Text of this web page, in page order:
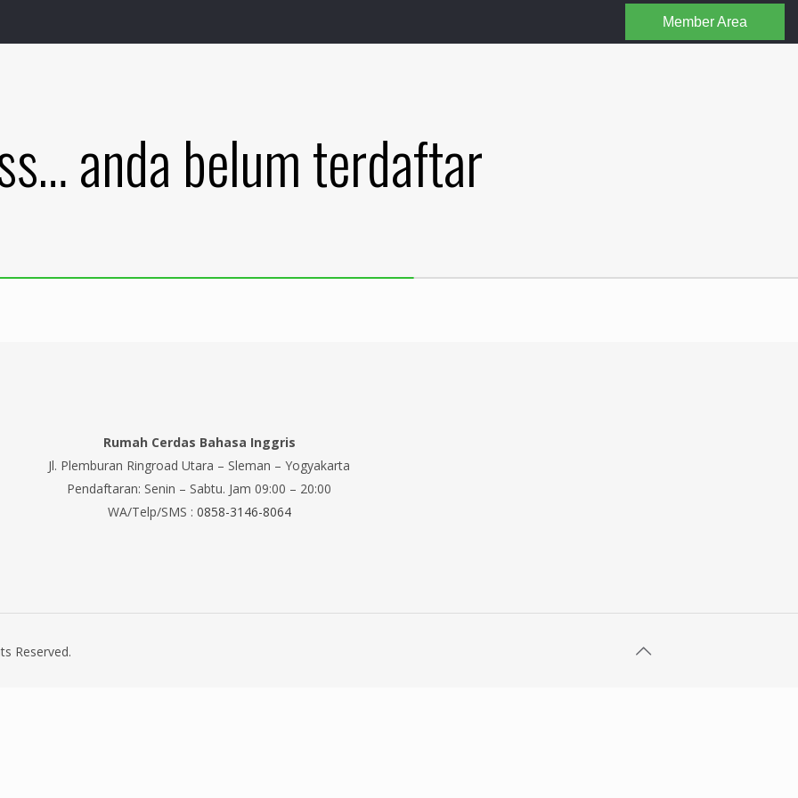
Member Area
anda belum terdaftar
Rumah Cerdas Bahasa Inggris
Jl. Plemburan Ringroad Utara – Sleman – Yogyakarta
Pendaftaran: Senin – Sabtu. Jam 09:00 – 20:00
WA/Telp/SMS : 0858-3146-8064
Reserved.